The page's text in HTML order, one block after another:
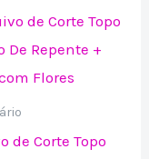
de Corte Topo